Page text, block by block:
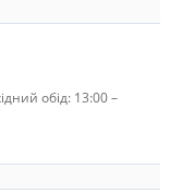
обід: 13:00 –